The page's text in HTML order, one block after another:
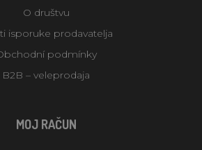
O društvu
isporuke prodavatelja
podmínky
B2B – veleprodaja
MOJ RAČUN